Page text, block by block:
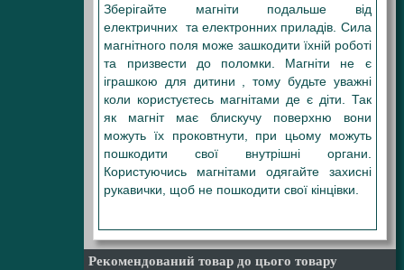
Зберігайте магніти подальше від
електричних та електронних приладів. Сила
магнітного поля може зашкодити їхній роботі
та призвести до поломки. Магніти не є
іграшкою для дитини , тому будьте уважні
коли користуєтесь магнітами де є діти. Так
як магніт має блискучу поверхню вони
можуть їх проковтнути, при цьому можуть
пошкодити свої внутрішні органи.
Користуючись магнітами одягайте захисні
рукавички, щоб не пошкодити свої кінцівки.
Рекомендований товар до цього товару